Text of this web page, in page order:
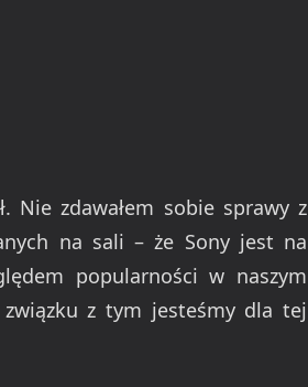
Nie zdawałem sobie sprawy z
na sali – że Sony jest na
popularności w naszym
z tym jesteśmy dla tej